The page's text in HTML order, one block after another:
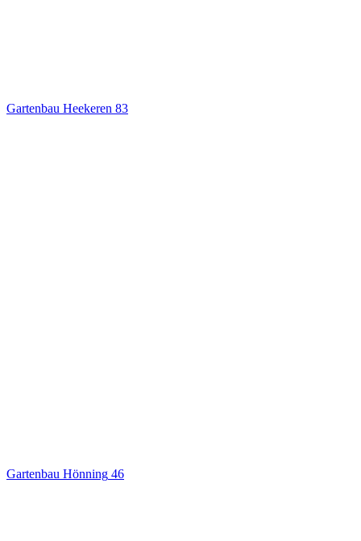
Gartenbau Heekeren 83
Gartenbau Hönning 46